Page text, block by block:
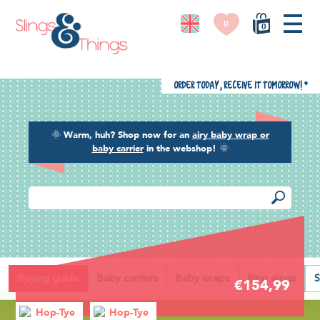
0
0
🌞 Warm, huh? Shop now for an airy baby wrap or
baby carrierin the webshop! 🌞
Order today, receive it tomorrow! *
Baby carriers Baby wraps Ring slings
Back
€154,99